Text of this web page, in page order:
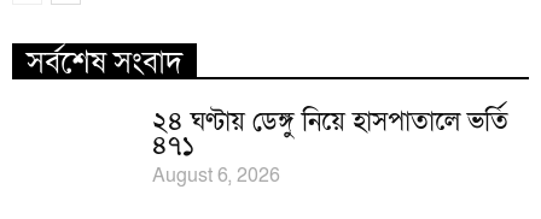
সর্বশেষ সংবাদ
২৪ ঘণ্টায় ডেঙ্গু নিয়ে হাসপাতালে ভর্তি
৪৭১
August 6, 2026